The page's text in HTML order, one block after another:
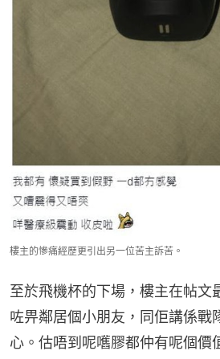
樓主的慘痛經歷更引出另一位苦主訴苦。
至於飛機杯的下場，樓主在帖文
咗畀鄰居個小朋友，同佢講係戰
心。估唔到呢嚿膠都仲有呢個價